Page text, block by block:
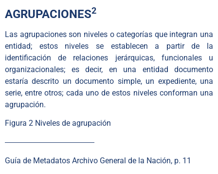
AGRUPACIONES2
Las agrupaciones son niveles o categorías que integran una
entidad; estos niveles se establecen a partir de la
identificación de relaciones jerárquicas, funcionales u
organizacionales; es decir, en una entidad documento
estaría descrito un documento simple, un expediente, una
serie, entre otros; cada uno de estos niveles conforman una
agrupación.
Figura 2 Niveles de agrupación
Guía de Metadatos Archivo General de la Nación, p. 11